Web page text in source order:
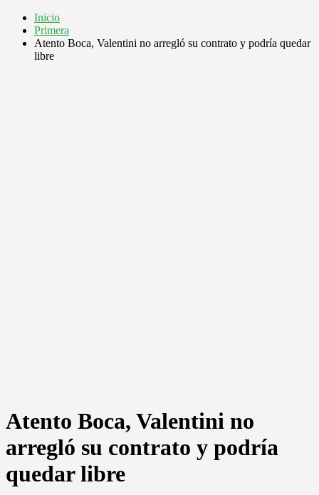
Inicio
Primera
Atento Boca, Valentini no arregló su contrato y podría quedar
libre
Atento Boca, Valentini no
arregló su contrato y podría
quedar libre